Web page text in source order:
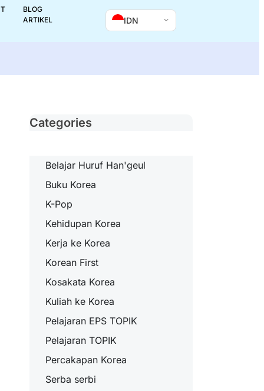
BLOG
ARTIKEL
IDN
Categories
Belajar Huruf Han'geul
Buku Korea
K-Pop
Kehidupan Korea
Kerja ke Korea
Korean First
Kosakata Korea
Kuliah ke Korea
Pelajaran EPS TOPIK
Pelajaran TOPIK
Percakapan Korea
Serba serbi